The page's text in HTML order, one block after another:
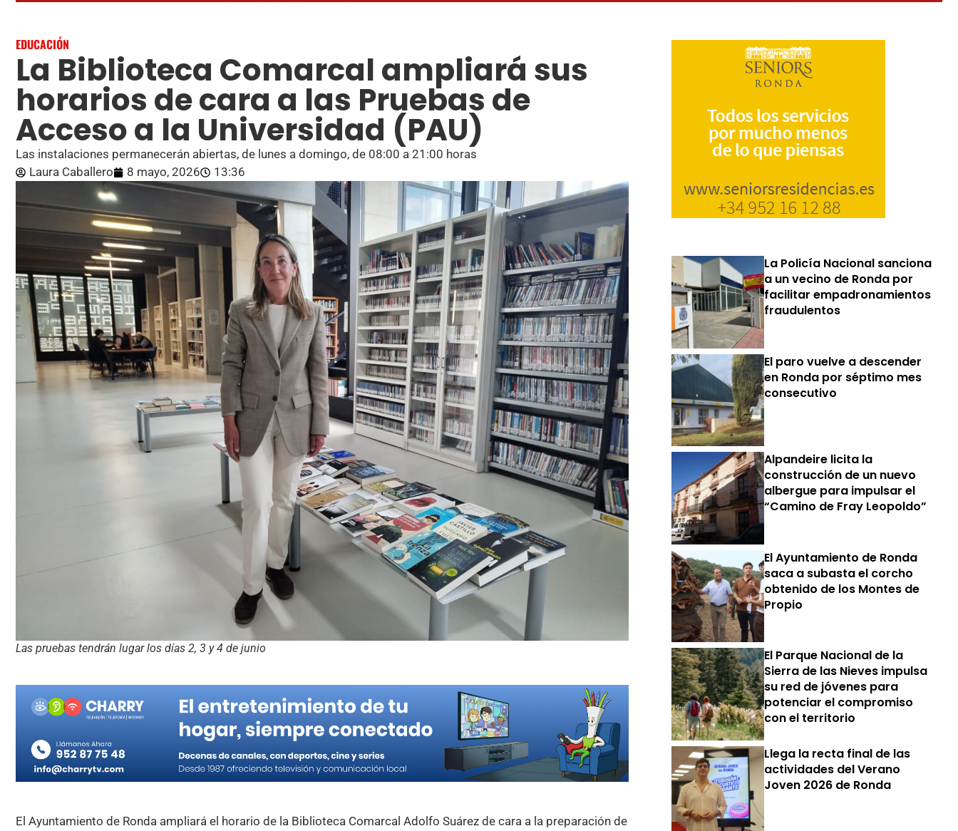
EDUCACIÓN
La Biblioteca Comarcal ampliará sus
horarios de cara a las Pruebas de
Acceso a la Universidad (PAU)
Las instalaciones permanecerán abiertas, de lunes a domingo, de 08:00 a 21:00 horas
Laura Caballero
8 mayo, 2026 13:36
Las pruebas tendrán lugar los días 2, 3 y 4 de junio
El Ayuntamiento de Ronda ampliará el horario de la Biblioteca Comarcal Adolfo Suárez de cara a la preparación de
La Policía Nacional sanciona
a un vecino de Ronda por
facilitar empadronamientos
fraudulentos
El paro vuelve a descender
en Ronda por séptimo mes
consecutivo
Alpandeire licita la
construcción de un nuevo
albergue para impulsar el
“Camino de Fray Leopoldo”
El Ayuntamiento de Ronda
saca a subasta el corcho
obtenido de los Montes de
Propio
El Parque Nacional de la
Sierra de las Nieves impulsa
su red de jóvenes para
potenciar el compromiso
con el territorio
Llega la recta final de las
actividades del Verano
Joven 2026 de Ronda